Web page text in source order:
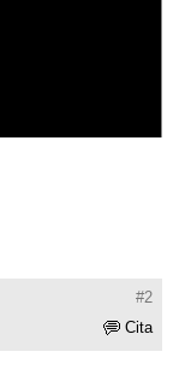
#2
Cita